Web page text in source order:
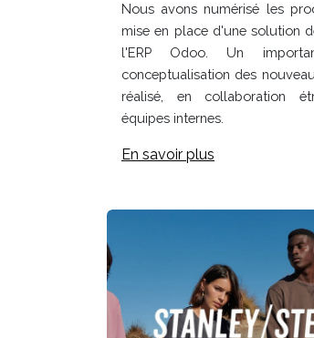
Nous avons numérisé les
mise en place d'une solution
l'ERP Odoo. Un
conceptualisation des
réalisé, en collaboration
équipes internes.
En savoir plus